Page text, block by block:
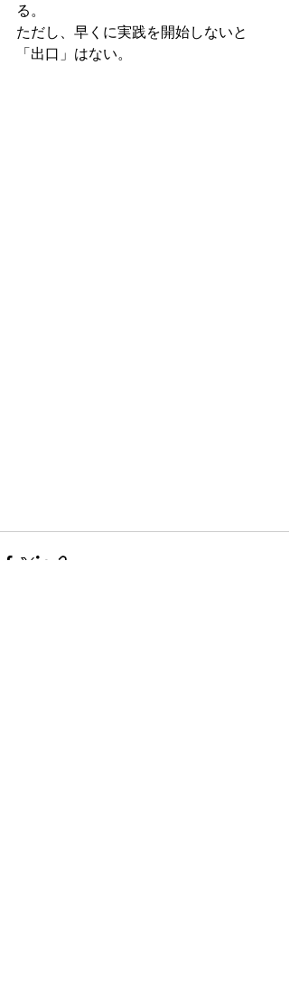
る。
ただし、早くに実践を開始しないと
「出口」はない。